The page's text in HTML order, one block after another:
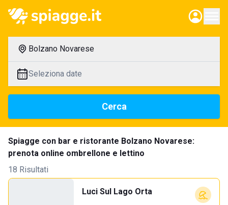
Bolzano Novarese
Seleziona date
Cerca
Spiagge con bar e ristorante Bolzano Novarese:
prenota online ombrellone e lettino
18 Risultati
Luci Sul Lago Orta